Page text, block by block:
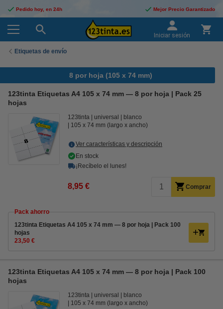
Pedido hoy, en 24h Mejor Precio Garantizado
Iniciar sesión
Etiquetas de envío
8 por hoja (105 x 74 mm)
123tinta Etiquetas A4 105 x 74 mm — 8 por hoja | Pack 25
hojas
123tinta universal
blanco
105 x 74 mm (largo x ancho)
Ver características y descripción
En stock
¡Recíbelo el lunes!
8,95 € Comprar
Pack ahorro
123tinta Etiquetas A4 105 x 74 mm — 8 por hoja | Pack 100
hojas
23,50 €
123tinta Etiquetas A4 105 x 74 mm — 8 por hoja | Pack 100
hojas
123tinta universal
blanco
105 x 74 mm (largo x ancho)